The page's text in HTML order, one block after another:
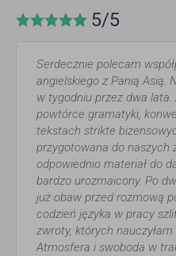
5/5
Serdecznie polecam
angielskiego z Panią Asią.
w tygodniu przez dwa lata.
powtórce gramatyki,
tekstach strikte
przygotowana do naszych
odpowiednio materiał do
bardzo urozmaicony. Po
już obaw przed rozmową
codzień języka w pracy
zwroty, których
Atmosfera i swoboda w